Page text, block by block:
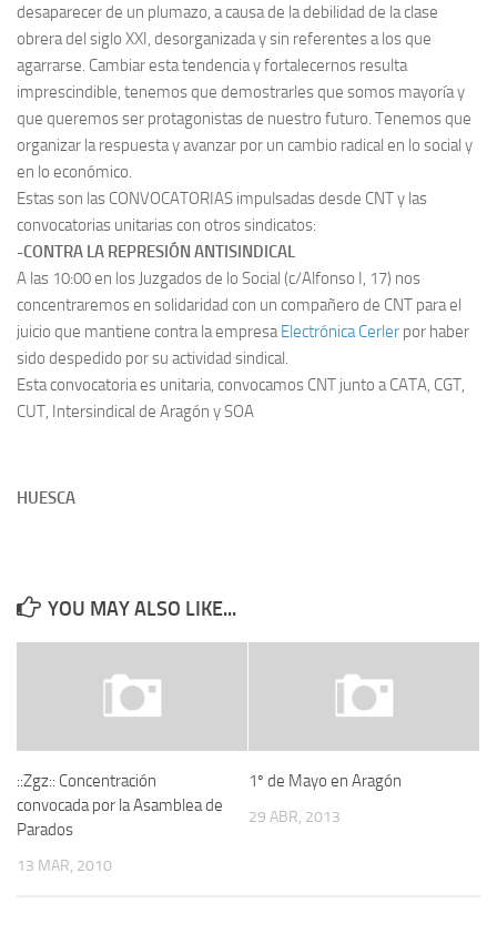
desaparecer de un plumazo, a causa de la debilidad de la clase
obrera del siglo XXI, desorganizada y sin referentes a los que
agarrarse. Cambiar esta tendencia y fortalecernos resulta
imprescindible, tenemos que demostrarles que somos mayoría y
que queremos ser protagonistas de nuestro futuro. Tenemos que
organizar la respuesta y avanzar por un cambio radical en lo social y
en lo económico.
Estas son las CONVOCATORIAS impulsadas desde CNT y las
convocatorias unitarias con otros sindicatos:
-CONTRA LA REPRESIÓN ANTISINDICAL
A las 10:00 en los Juzgados de lo Social (c/Alfonso I, 17) nos
concentraremos en solidaridad con un compañero de CNT para el
juicio que mantiene contra la empresaElectrónica Cerler por haber
sido despedido por su actividad sindical.
Esta convocatoria es unitaria, convocamos CNT junto a CATA, CGT,
CUT, Intersindical de Aragón y SOA
HUESCA
YOU MAY ALSO LIKE...
::Zgz:: Concentración
convocada por la Asamblea de
Parados
13 MAR, 2010
1º de Mayo en Aragón
29 ABR, 2013